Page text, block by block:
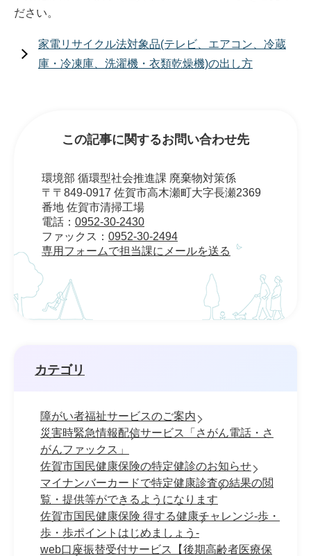
ださい。
家電リサイクル法対象品(テレビ、エアコン、冷蔵
庫・冷凍庫、洗濯機・衣類乾燥機)の出し方
この記事に関するお問い合わせ先
環境部 循環型社会推進課 廃棄物対策係
〒〒849-0917 佐賀市高木瀬町大字長瀬2369
番地 佐賀市清掃工場
電話： 0952-30-2430
ファックス： 0952-30-2494
専用フォームで担当課にメールを送る
カテゴリ
障がい者福祉サービスのご案内
災害時緊急情報配信サービス「さがん電話・さ
がんファックス」
佐賀市国民健康保険の特定健診のお知らせ
マイナンバーカードで特定健康診査の結果の閲
覧・提供等ができるようになります
佐賀市国民健康保険 得する健康チャレンジ-歩・
歩・歩ポイントはじめましょう-
web口座振替受付サービス【後期高齢者医療保